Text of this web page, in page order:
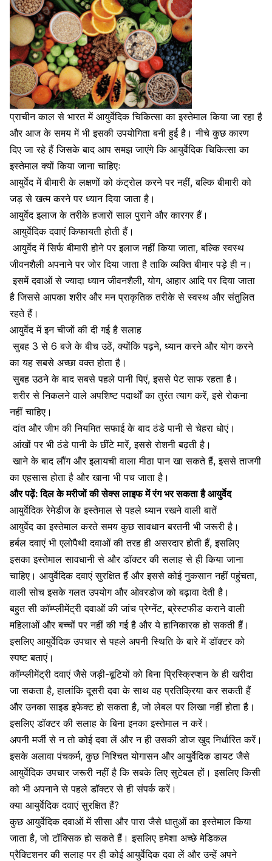
प्राचीन काल से भारत में आयुर्वेदिक चिकित्सा का इस्तेमाल किया जा रहा है
और आज के समय में भी इसकी उपयोगिता बनी हुई है। नीचे कुछ कारण
दिए जा रहे हैं जिसके बाद आप समझ जाएंगे कि आयुर्वेदिक चिकित्सा का
इस्तेमाल क्यों किया जाना चाहिएः
आयुर्वेद में बीमारी के लक्षणों को कंट्रोल करने पर नहीं, बल्कि बीमारी को
जड़ से खत्म करने पर ध्यान दिया जाता है।
आयुर्वेद इलाज के तरीके हजारों साल पुराने और कारगर हैं।
आयुर्वेदिक दवाएं किफायती होती हैं।
आयुर्वेद में सिर्फ बीमारी होने पर इलाज नहीं किया जाता, बल्कि स्वस्थ
जीवनशैली अपनाने पर जोर दिया जाता है ताकि व्यक्ति बीमार पड़े ही न।
इसमें दवाओं से ज्यादा ध्यान जीवनशैली,योग, आहार आदि पर दिया जाता
है जिससे आपका शरीर और मन प्राकृतिक तरीके से स्वस्थ और संतुलित
रहते हैं।
आयुर्वेद में इन चीजों की दी गई है सलाह
सुबह 3 से 6 बजे के बीच उठें, क्योंकि पढ़ने, ध्यान करने और योग करने
का यह सबसे अच्छा वक्त होता है।
सुबह उठने के बाद सबसे पहले पानी पिएं, इससे पेट साफ रहता है।
शरीर से निकलने वाले अपशिष्ट पदार्थों का तुरंत त्याग करें, इसे रोकना
नहीं चाहिए।
दांत और जीभ की नियमित सफाई के बाद ठंडे पानी से चेहरा धोएं।
आंखों पर भी ठंडे पानी के छींटे मारें, इससे रोशनी बढ़ती है।
खाने के बाद लौंग और इलायची वाला मीठा पान खा सकते हैं, इससे ताजगी
का एहसास होता है और खाना भी पच जाता है।
और पढ़ें:दिल के मरीजों की सेक्स लाइफ में रंग भर सकता है आयुर्वेद
आयुर्वेदिक रेमेडीज के इस्तेमाल से पहले ध्यान रखने वाली बातें
आयुर्वेद का इस्तेमाल करते समय कुछ सावधान बरतनी भी जरूरी है।
हर्बल दवाएं भी एलोपैथी दवाओं की तरह ही असरदार होती हैं, इसलिए
इसका इस्तेमाल सावधानी से और डॉक्टर की सलाह से ही किया जाना
चाहिए। आयुर्वेदिक दवाएं सुरक्षित हैं और इससे कोई नुकसान नहीं पहुंचता,
वाली सोच इसके गलत उपयोग और ओवरडोज को बढ़ावा देती है।
बहुत सी कॉम्प्लीमेंट्री दवाओं की जांच प्रेग्नेंट, ब्रेस्टफीड कराने वाली
महिलाओंऔर बच्चों पर नहीं की गई है और ये हानिकारक हो सकती हैं।
इसलिए आयुर्वेदिक उपचार से पहले अपनी स्थिति के बारे में डॉक्टर को
स्पष्ट बताएं।
कॉम्प्लीमेंट्री दवाएं जैसे जड़ी-बूटियों को बिना प्रिस्क्रिप्शन के ही खरीदा
जा सकता है, हालांकि दूसरी दवा के साथ वह प्रतिक्रिया कर सकती हैं
और उनका साइड इफेक्ट हो सकता है, जो लेबल पर लिखा नहीं होता है।
इसलिए डॉक्टर की सलाह के बिना इनका इस्तेमाल न करें।
अपनी मर्जी से न तो कोई दवा लें और न ही उसकी डोज खुद निर्धारित करें।
इसके अलावा पंचकर्म, कुछ निश्चित योगासन और आयुर्वेदिक डायट जैसे
आयुर्वेदिक उपचार जरूरी नहीं है कि सबके लिए सुटेबल हों। इसलिए किसी
को भी अपनाने से पहले डॉक्टर से ही संपर्क करें।
क्या आयुर्वेदिक दवाएं सुरक्षित हैं?
कुछ आयुर्वेदिक दवाओं में सीसा और पारा जैसे धातुओं का इस्तेमाल किया
जाता है, जो टॉक्सिक हो सकते हैं। इसलिए हमेशा अच्छे मेडिकल
प्रैक्टिशनर की सलाह पर ही कोई आयुर्वेदिक दवा लें और उन्हें अपने